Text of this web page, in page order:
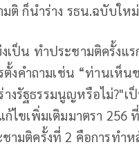
ติ ก็นำร่าง รธน.ฉบับให
เป็น ทำประชามติครั้งแ
ตั้งคำถามเช่น “ท่านเห็
งรัฐธรรมนูญหรือไม่?"เ
ไขเพิ่มเติมมาตรา 256
มติครั้งที่ 2 คือการทำห